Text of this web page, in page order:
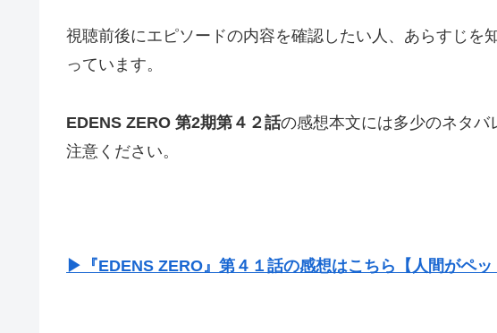
視聴前後にエピソードの内容を確認したい人、あらすじを
っています。
EDENS ZERO 第2期第４２話の感想本文には多少のネタ
注意ください。
▶『EDENS ZERO』第４１話の感想はこちら【人間がペッ